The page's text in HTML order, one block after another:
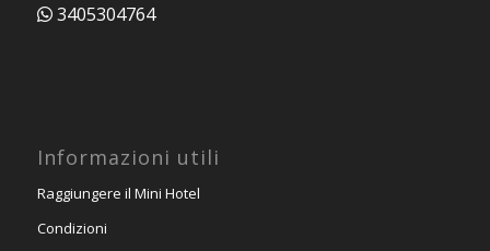
3405304764
Informazioni utili
Raggiungere il Mini Hotel
Condizioni